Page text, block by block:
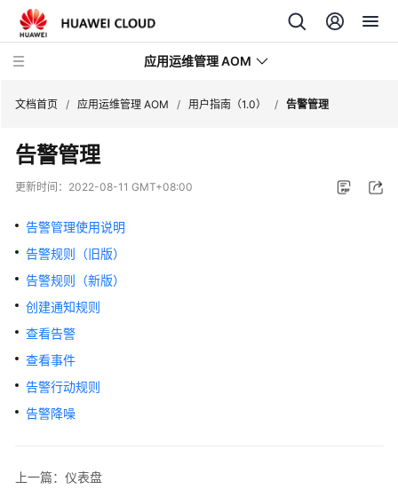
应用运维管理 AOM
最
新
态
产
品
介
绍
计
费
说
明
速
文档首页 / 应用运维管理 AOM / 用户指南（1.0） / 告警管理
告警管理
更新时间： 2022-08-11 GMT+08:00
告警管理使用说明
告警规则（旧版）
告警规则（新版）
创建通知规则
查看告警
查看事件
告警行动规则
告警降噪
上一篇：仪表盘